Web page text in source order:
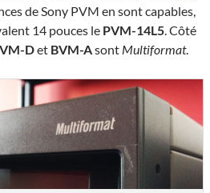
de Sony PVM en sont capables,
14 pouces le PVM-14L5. Côté
Det BVM-Asont Multiformat.